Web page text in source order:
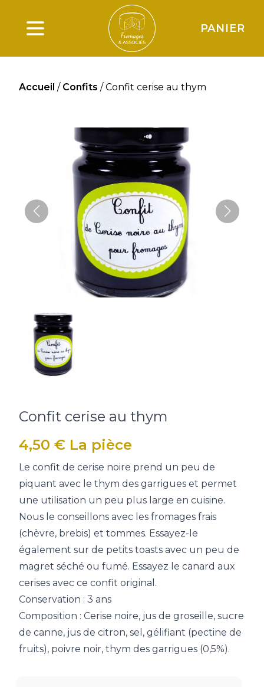
Ouverture du menu principal PANIER
Accueil / Confits / Confit cerise au thym
Confit cerise au thym
4,50 € La pièce
Le confit de cerise noire prend un peu de
piquant avec le thym des garrigues et permet
une utilisation un peu plus large en cuisine.
Nous le conseillons avec les fromages frais
(chèvre, brebis) et tommes. Essayez-le
également sur de petits toasts avec un peu de
magret séché ou fumé. Essayez le canard aux
cerises avec ce confit original.
Conservation : 3 ans
Composition : Cerise noire, jus de groseille, sucre
de canne, jus de citron, sel, gélifiant (pectine de
fruits), poivre noir, thym des garrigues (0,5%).